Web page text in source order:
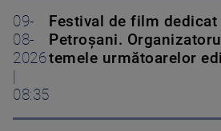
09-
08-
2026
|
08:35
Festival de film
Petroșani.
temele următoarelor